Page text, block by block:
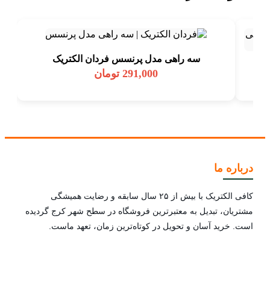
سه راهی مدل پرنسس فردان الکتریک
291,000 تومان
درباره ما
کافی الکتریک با بیش از ۲۵ سال سابقه و رضایت همیشگی
مشتریان، تبدیل به معتبرترین فروشگاه در سطح شهر کرج گردیده
است. خرید آسان و تحویل در کوتاه‌ترین زمان، تعهد ماست.